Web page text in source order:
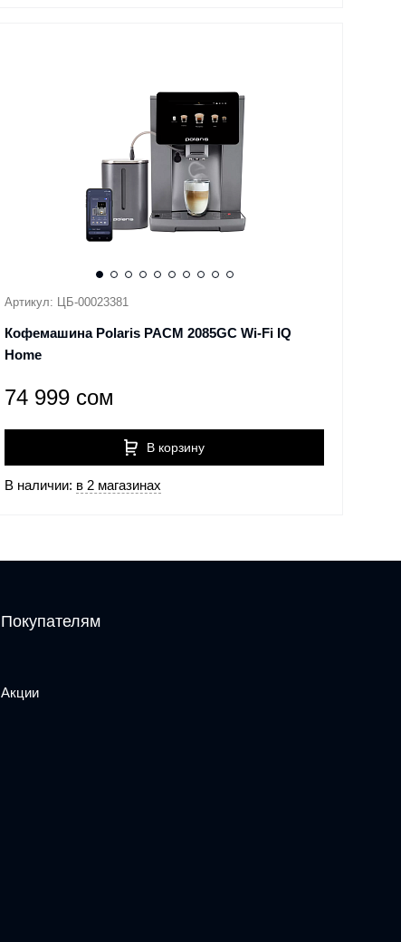
Артикул: ЦБ-00023381
Кофемашина Polaris PACM 2085GC Wi-Fi IQ
Home
74 999 сом
В корзину
В наличии: в 2 магазинах
Покупателям
Акции